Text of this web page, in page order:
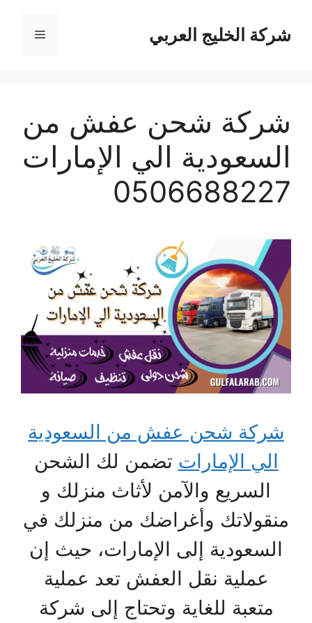
المحتوىشركة الخليج العربي القائمة
شركة شحن عفش من
السعودية الي الإمارات
0506688227
شركة شحن عفش من السعودية
الي الإمارات تضمن لك الشحن
السريع والآمن لأثاث منزلك و
منقولاتك وأغراضك من منزلك في
السعودية إلى الإمارات، حيث إن
عملية نقل العفش تعد عملية
متعبة للغاية وتحتاج إلى شركة